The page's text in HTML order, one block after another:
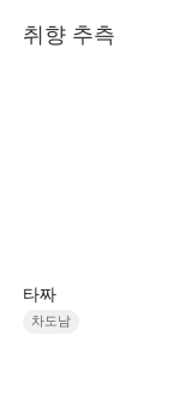
취향 추측
타짜
차도남